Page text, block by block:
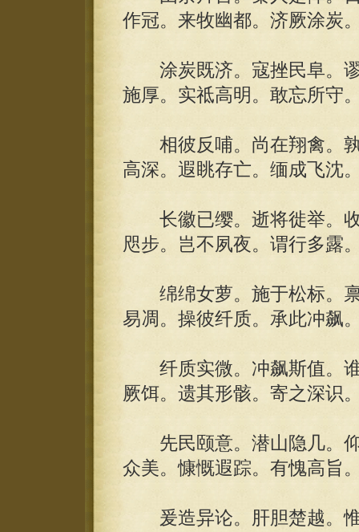
作冠。来牧幽都。济厥涂炭
涂炭既济。寇挫民阜。谬
施厚。实祗高明。敢忘所守
相彼反哺。尚在翔禽。孰
高深。遐眺存亡。缅成飞沈
长徽已缨。逝将徙举。收
咫步。岂不夙夜。谓行多露
绵绵女萝。施于松标。禀
易凋。操彼纤质。承此冲飙
纤质实微。冲飙斯值。谁
厥饵。遗其形骸。寄之深识
先民颐意。潜山隐几。仰
众美。慷慨遐踪。有愧高旨
爰造异论。肝胆楚越。惟